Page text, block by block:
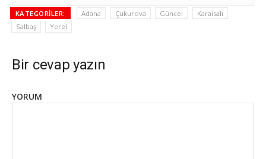
KATEGORILER: Adana Çukurova Güncel
Karaisalı
Salbaş
Yerel
Bir cevap yazın
YORUM